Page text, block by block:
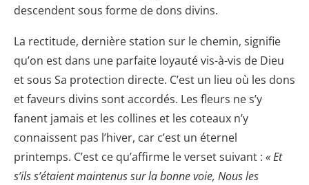
descendent sous forme de dons divins.
La rectitude, dernière station sur le chemin, signifie
qu’on est dans une parfaite loyauté vis-à-vis de Dieu
et sous Sa protection directe. C’est un lieu où les dons
et faveurs divins sont accordés. Les fleurs ne s’y
fanent jamais et les collines et les coteaux n’y
connaissent pas l’hiver, car c’est un éternel
printemps. C’est ce qu’affirme le verset suivant : « Et
s’ils s’étaient maintenus sur la bonne voie, Nous les